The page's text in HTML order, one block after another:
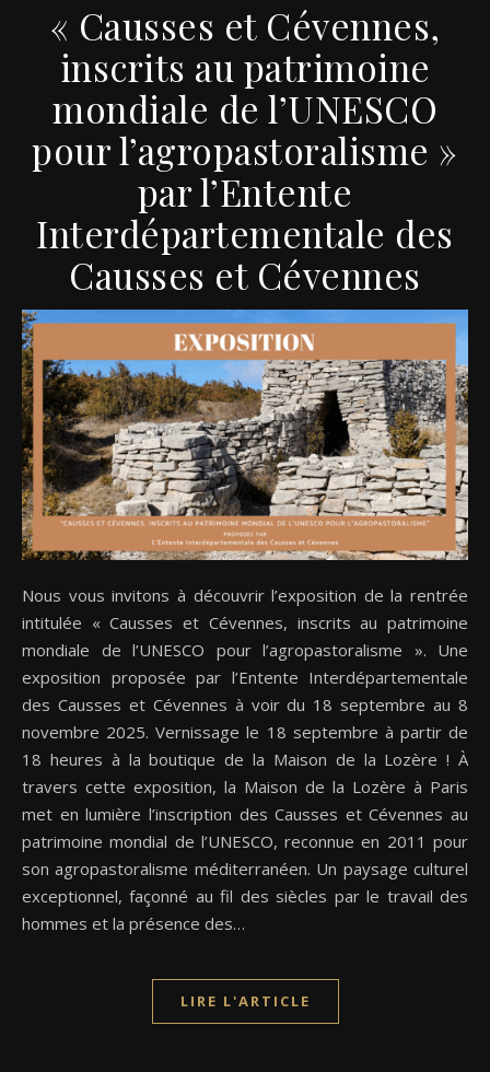
« Causses et Cévennes,
inscrits au patrimoine
mondiale de l’UNESCO
pour l’agropastoralisme »
par l’Entente
Interdépartementale des
Causses et Cévennes
Nous vous invitons à découvrir l’exposition de la rentrée
intitulée « Causses et Cévennes, inscrits au patrimoine
mondiale de l’UNESCO pour l’agropastoralisme ». Une
exposition proposée par l’Entente Interdépartementale
des Causses et Cévennes à voir du 18 septembre au 8
novembre 2025. Vernissage le 18 septembre à partir de
18 heures à la boutique de la Maison de la Lozère ! À
travers cette exposition, la Maison de la Lozère à Paris
met en lumière l’inscription des Causses et Cévennes au
patrimoine mondial de l’UNESCO, reconnue en 2011 pour
son agropastoralisme méditerranéen. Un paysage culturel
exceptionnel, façonné au fil des siècles par le travail des
hommes et la présence des…
LIRE L'ARTICLE